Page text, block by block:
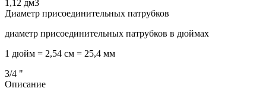
1,12 дм3
Диаметр присоединительных патрубков
диаметр присоединительных патрубков в дюймах
1 дюйм = 2,54 см = 25,4 мм
3/4 "
Описание